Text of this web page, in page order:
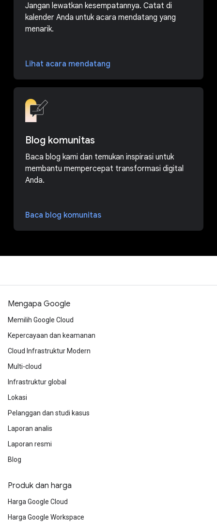
Jangan lewatkan kesempatannya. Catat di
kalender Anda untuk acara mendatang yang
menarik.
Lihat acara mendatang
Blog komunitas
Baca blog kami dan temukan inspirasi untuk
membantu mempercepat transformasi digital
Anda.
Baca blog komunitas
Mengapa Google
Memilih Google Cloud
Kepercayaan dan keamanan
Cloud Infrastruktur Modern
Multi-cloud
Infrastruktur global
Lokasi
Pelanggan dan studi kasus
Laporan analis
Laporan resmi
Blog
Produk dan harga
Harga Google Cloud
Harga Google Workspace